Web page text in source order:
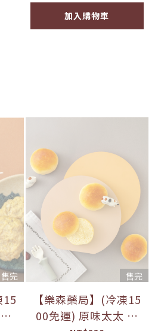
加入購物車
售完
15
售完
【樂森藥局】(冷凍15
00免運) 原味太太 寶